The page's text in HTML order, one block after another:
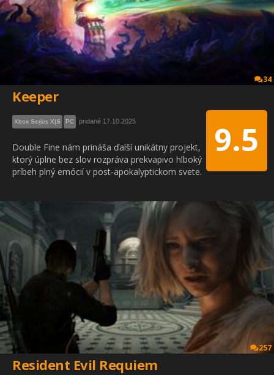
34
Keeper
9.5
Xbox Series X|S PC pridané 17.10.2025
Double Fine nám prináša ďalší unikátny projekt,
ktorý úplne bez slov rozpráva prekvapivo hlboký
príbeh plný emócií v post-apokalyptickom svete.
257
Resident Evil Requiem